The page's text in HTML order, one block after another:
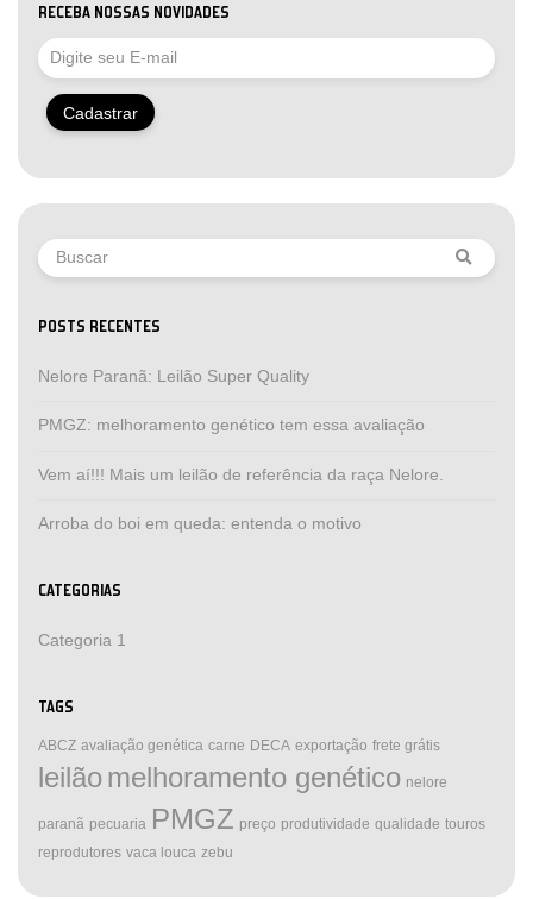
RECEBA NOSSAS NOVIDADES
POSTS RECENTES
Nelore Paranã: Leilão Super Quality
PMGZ: melhoramento genético tem essa avaliação
Vem aí!!! Mais um leilão de referência da raça Nelore.
Arroba do boi em queda: entenda o motivo
CATEGORIAS
Categoria 1
TAGS
ABCZ avaliação genética carne DECA exportação frete grátis
leilãomelhoramento genético nelore
paranã pecuaria PMGZ preço produtividade qualidade touros
reprodutores vaca louca zebu